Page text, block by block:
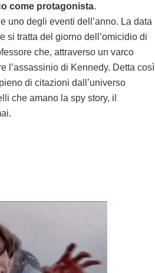
come protagonista.
uno degli eventi dell’anno. La data
si tratta del giorno dell’omicidio di
che, attraverso un varco
l’assassinio di Kennedy. Detta così
di citazioni dall’universo
che amano la spy story, il